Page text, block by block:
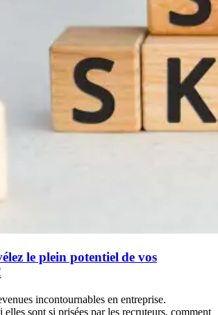
le plein potentiel de vos
incontournables en entreprise.
sont si prisées par les recruteurs, comment